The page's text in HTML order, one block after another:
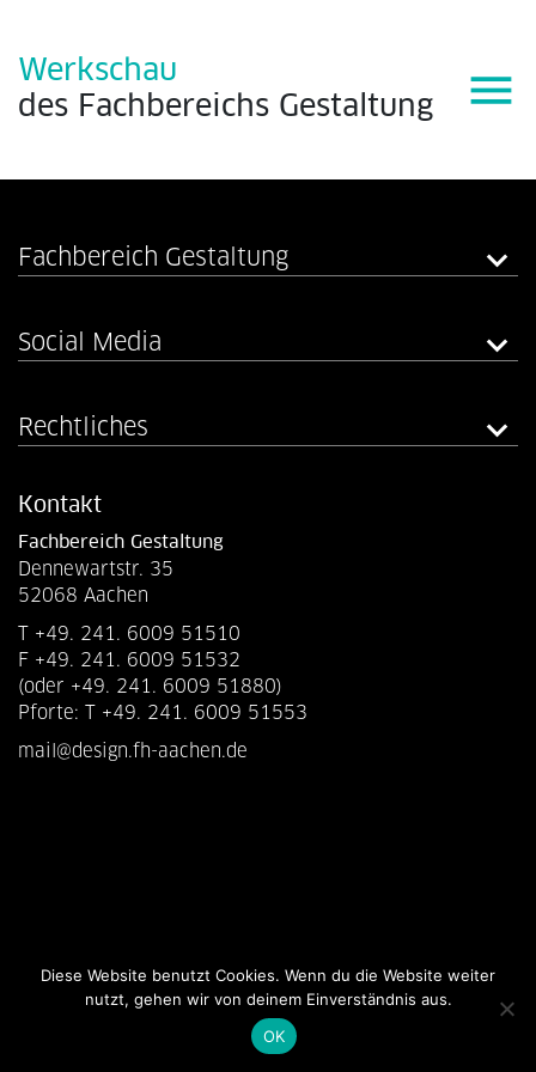
Werkschau
des Fachbereichs Gestaltung menu
Fachbereich Gestaltung
Social Media
Rechtliches
Kontakt
Fachbereich Gestaltung
Dennewartstr. 35
52068 Aachen
T +49. 241. 6009 51510
F +49. 241. 6009 51532
(oder +49. 241. 6009 51880)
Pforte: T +49. 241. 6009 51553
mail@design.fh-aachen.de
Diese Website benutzt Cookies. Wenn du die Website weiter
nutzt, gehen wir von deinem Einverständnis aus.
OK